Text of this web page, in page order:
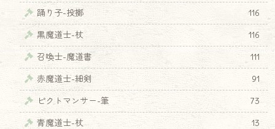
踊り子-投擲
116
黒魔道士-杖
116
召喚士-魔道書
111
赤魔道士-細剣
91
ピクトマンサー-筆
73
青魔道士-杖
13